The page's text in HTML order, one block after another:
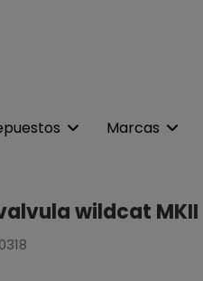
Marcas
wildcat MKII